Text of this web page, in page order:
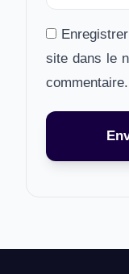
site dans le
commentaire.